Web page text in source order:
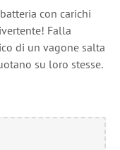
con carichi
Falla
di un vagone salta
su loro stesse.